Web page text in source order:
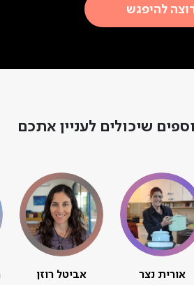
להיפגש
שיכולים לעניין אתכם
אורית נצר אביטל רוזן